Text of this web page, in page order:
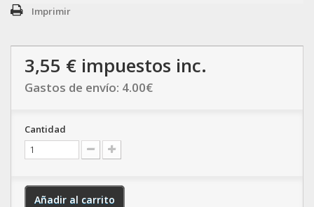
Imprimir
3,55 € impuestos inc.
Gastos de envío: 4.00€
Cantidad
Añadir al carrito